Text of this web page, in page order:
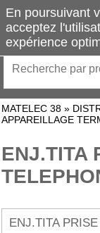
MATELEC 38 »
APPAREILLAGE
ENJ.TITA
ENJ.TITA
En poursuivant
acceptez
expérience